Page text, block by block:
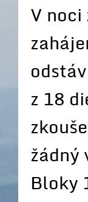
V
z 18
Bloky